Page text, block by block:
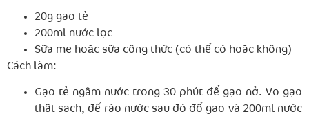
20g gạo tẻ
200ml nước lọc
Sữa mẹ hoặc sữa công thức (có thể có hoặc không)
Cách làm:
Gạo tẻ ngâm nước trong 30 phút để gạo nở. Vo gạo
thật sạch, để ráo nước sau đó đổ gạo và 200ml nước